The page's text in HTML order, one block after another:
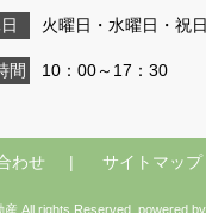
火曜日・水曜日・祝日
間 10：00～17：30
わせ サイトマップ
All rights Reserved. powered